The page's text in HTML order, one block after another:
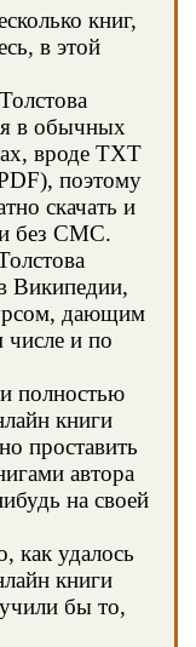
книг,
в этой
в обычных
вроде TXT
поэтому
скачать и
и без СМС.
Википедии,
дающим
и по
полностью
книги
проставить
автора
на своей
как удалось
книги
бы то,